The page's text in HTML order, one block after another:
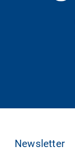
Newsletter